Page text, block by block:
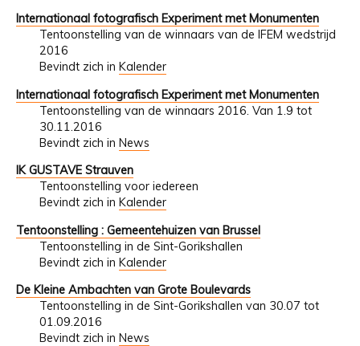
Internationaal fotografisch Experiment met Monumenten
Tentoonstelling van de winnaars van de IFEM wedstrijd
2016
Bevindt zich in Kalender
Internationaal fotografisch Experiment met Monumenten
Tentoonstelling van de winnaars 2016. Van 1.9 tot
30.11.2016
Bevindt zich in News
IK GUSTAVE Strauven
Tentoonstelling voor iedereen
Bevindt zich in Kalender
Tentoonstelling : Gemeentehuizen van Brussel
Tentoonstelling in de Sint-Gorikshallen
Bevindt zich in Kalender
De Kleine Ambachten van Grote Boulevards
Tentoonstelling in de Sint-Gorikshallen van 30.07 tot
01.09.2016
Bevindt zich in News